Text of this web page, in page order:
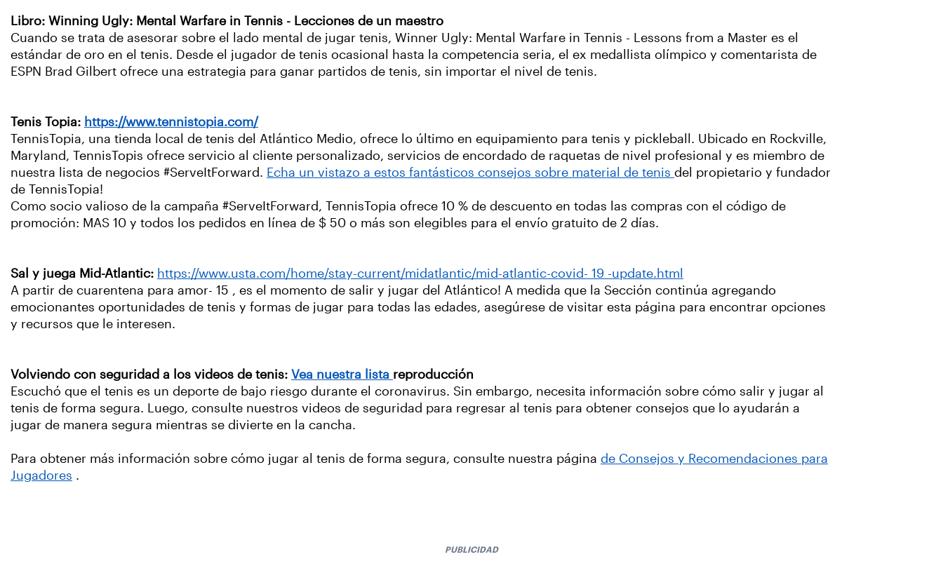
Libro: Winning Ugly: Mental Warfare in Tennis - Lecciones de un maestro
Cuando se trata de asesorar sobre el lado mental de jugar tenis, Winner Ugly: Mental Warfare in Tennis - Lessons from a Master es el
estándar de oro en el tenis. Desde el jugador de tenis ocasional hasta la competencia seria, el ex medallista olímpico y comentarista de
ESPN Brad Gilbert ofrece una estrategia para ganar partidos de tenis, sin importar el nivel de tenis.
Tenis Topia: https://www.tennistopia.com/
TennisTopia, una tienda local de tenis del Atlántico Medio, ofrece lo último en equipamiento para tenis y pickleball. Ubicado en Rockville,
Maryland, TennisTopis ofrece servicio al cliente personalizado, servicios de encordado de raquetas de nivel profesional y es miembro de
nuestra lista de negocios #ServeItForward. Echa un vistazo a estos fantásticos consejos sobre material de tenis del propietario y fundador
de TennisTopia!
Como socio valioso de la campaña #ServeItForward, TennisTopia ofrece 10 % de descuento en todas las compras con el código de
promoción: MAS 10 y todos los pedidos en línea de $ 50 o más son elegibles para el envío gratuito de 2 días.
Sal y juega Mid-Atlantic: https://www.usta.com/home/stay-current/midatlantic/mid-atlantic-covid- 19 -update.html
A partir de cuarentena para amor- 15 , es el momento de salir y jugar del Atlántico! A medida que la Sección continúa agregando
emocionantes oportunidades de tenis y formas de jugar para todas las edades, asegúrese de visitar esta página para encontrar opciones
y recursos que le interesen.
Volviendo con seguridad a los videos de tenis: Vea nuestra lista reproducción
Escuchó que el tenis es un deporte de bajo riesgo durante el coronavirus. Sin embargo, necesita información sobre cómo salir y jugar al
tenis de forma segura. Luego, consulte nuestros videos de seguridad para regresar al tenis para obtener consejos que lo ayudarán a
jugar de manera segura mientras se divierte en la cancha.
Para obtener más información sobre cómo jugar al tenis de forma segura, consulte nuestra página de Consejos y Recomendaciones para
Jugadores .
PUBLICIDAD